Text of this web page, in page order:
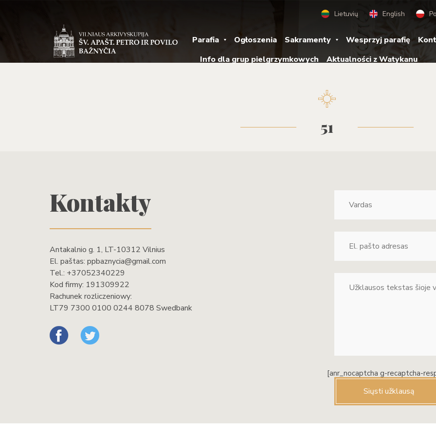
Lietuvių English
Parafia Ogłoszenia Sakramenty Wesprzyj parafię
Info dla grup pielgrzymkowych
Aktualności z Watykanu
51
Kontakty
Antakalnio g. 1, LT-10312 Vilnius
El. paštas: ppbaznycia@gmail.com
Tel.: +37052340229
Kod firmy: 191309922
Rachunek rozliczeniowy:
LT79 7300 0100 0244 8078 Swedbank
[anr_nocaptcha g-recaptcha-